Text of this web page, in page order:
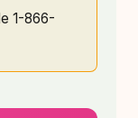
1-866-